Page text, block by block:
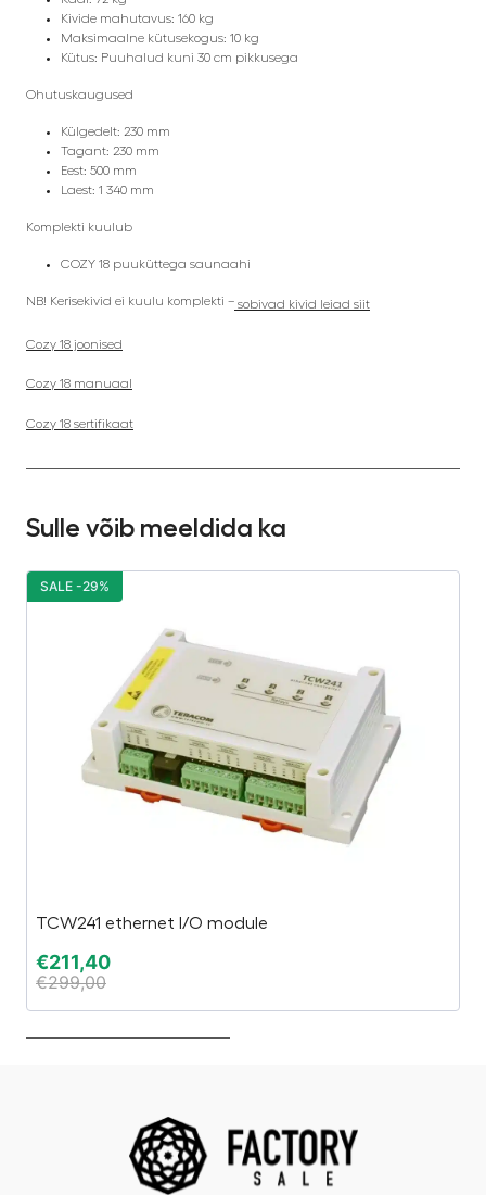
Kivide mahutavus: 160 kg
Maksimaalne kütusekogus: 10 kg
Kütus: Puuhalud kuni 30 cm pikkusega
Ohutuskaugused
Külgedelt: 230 mm
Tagant: 230 mm
Eest: 500 mm
Laest: 1 340 mm
Komplekti kuulub
COZY 18 puuküttega saunaahi
NB! Kerisekivid ei kuulu komplekti – sobivad kivid leiad siit
Cozy 18 joonised
Cozy 18 manuaal
Cozy 18 sertifikaat
Sulle võib meeldida ka
TCW241 ethernet I/O module
€211,40
€299,00
SALE -29%